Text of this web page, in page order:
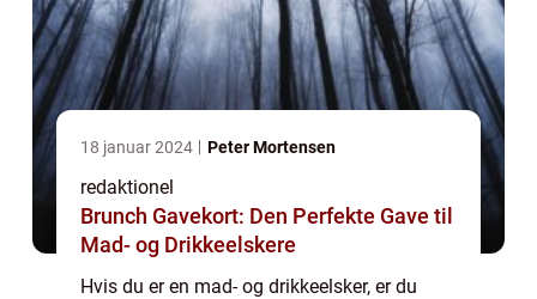
18 januar 2024 Peter Mortensen
redaktionel
Brunch Gavekort: Den Perfekte Gave til
Mad- og Drikkeelskere
Hvis du er en mad- og drikkeelsker, er du